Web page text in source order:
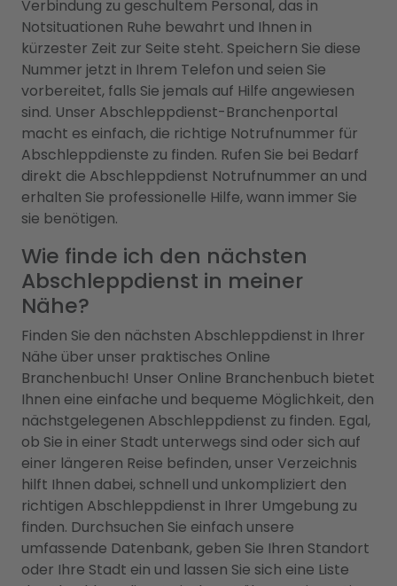
Verbindung zu geschultem Personal, das in
Notsituationen Ruhe bewahrt und Ihnen in
kürzester Zeit zur Seite steht. Speichern Sie diese
Nummer jetzt in Ihrem Telefon und seien Sie
vorbereitet, falls Sie jemals auf Hilfe angewiesen
sind. Unser Abschleppdienst-Branchenportal
macht es einfach, die richtige Notrufnummer für
Abschleppdienste zu finden. Rufen Sie bei Bedarf
direkt die Abschleppdienst Notrufnummer an und
erhalten Sie professionelle Hilfe, wann immer Sie
sie benötigen.
Wie finde ich den nächsten
Abschleppdienst in meiner
Nähe?
Finden Sie den nächsten Abschleppdienst in Ihrer
Nähe über unser praktisches Online
Branchenbuch! Unser Online Branchenbuch bietet
Ihnen eine einfache und bequeme Möglichkeit, den
nächstgelegenen Abschleppdienst zu finden. Egal,
ob Sie in einer Stadt unterwegs sind oder sich auf
einer längeren Reise befinden, unser Verzeichnis
hilft Ihnen dabei, schnell und unkompliziert den
richtigen Abschleppdienst in Ihrer Umgebung zu
finden. Durchsuchen Sie einfach unsere
umfassende Datenbank, geben Sie Ihren Standort
oder Ihre Stadt ein und lassen Sie sich eine Liste